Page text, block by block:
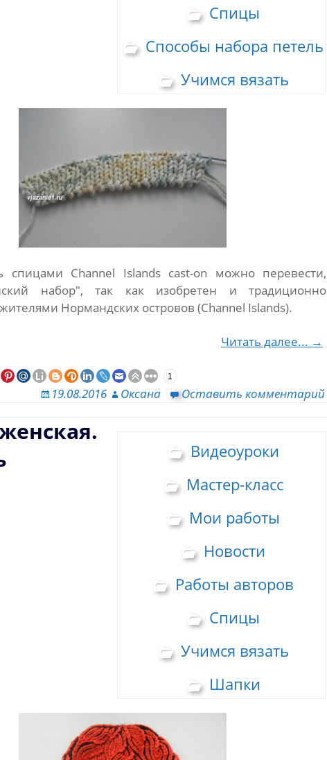
Спицы
Способы набора петель
Учимся вязать
спицами Channel Islands cast-on можно перевести,
набор", так как изобретен и традиционно
Нормандских островов (Channel Islands).
Читать далее... →
1
19.08.2016 Оксана Оставить комментарий
Видеоуроки
Мастер-класс
Мои работы
Новости
Работы авторов
Спицы
Учимся вязать
Шапки